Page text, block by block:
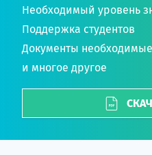
Необходимый уровень
Поддержка студентов
Документы
и многое другое